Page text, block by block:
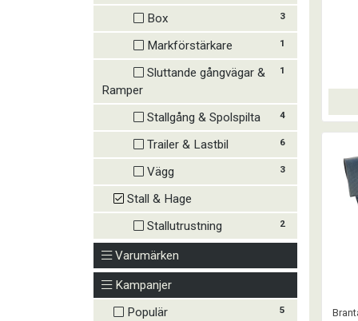
3
Box
1
Markförstärkare
1
Sluttande gångvägar &
Ramper
4
Stallgång & Spolspilta
6
Trailer & Lastbil
3
Vägg
Stall & Hage
2
Stallutrustning
Varumärken
Kampanjer
5
Populär